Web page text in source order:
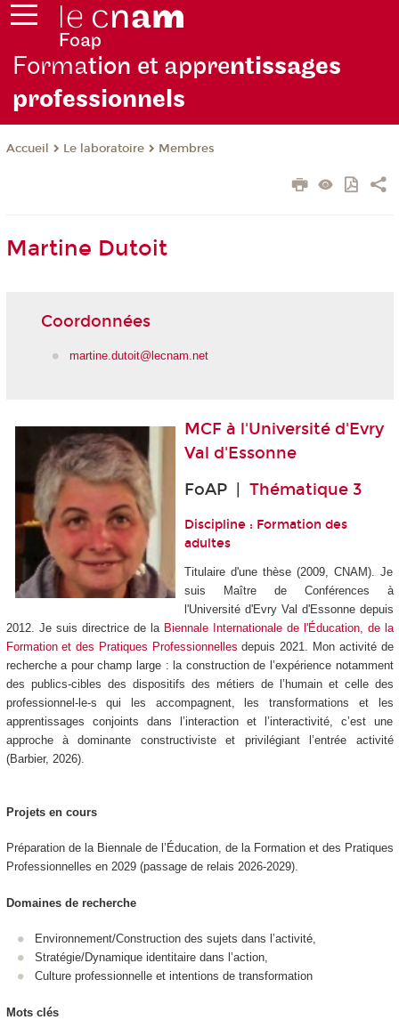
Formation et apprentissages
professionnels
Accueil Le laboratoire Membres
Martine Dutoit
Coordonnées
martine.dutoit@lecnam.net
MCF à l'Université d'Evry
Val d'Essonne
FoAP | Thématique 3
Discipline : Formation des
adultes
Titulaire d'une thèse (2009, CNAM). Je
suis Maître de Conférences à
l'Université d'Evry Val d'Essonne depuis
2012. Je suis directrice de la Biennale Internationale de l'Éducation, de la
Formation et des Pratiques Professionnelles depuis 2021. Mon activité de
recherche a pour champ large : la construction de l’expérience notamment
des publics-cibles des dispositifs des métiers de l’humain et celle des
professionnel-le-s qui les accompagnent, les transformations et les
apprentissages conjoints dans l’interaction et l’interactivité, c’est une
approche à dominante constructiviste et privilégiant l’entrée activité
(Barbier, 2026).
Projets en cours
Préparation de la Biennale de l’Éducation, de la Formation et des Pratiques
Professionnelles en 2029 (passage de relais 2026-2029).
Domaines de recherche
Environnement/Construction des sujets dans l’activité,
Stratégie/Dynamique identitaire dans l’action,
Culture professionnelle et intentions de transformation
Mots clés